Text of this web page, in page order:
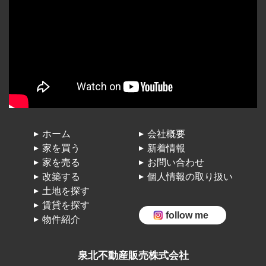
泉北不動産販売株式会社
ホーム
家を買う
家を売る
改築する
土地を探す
賃貸を探す
物件紹介
会社概要
新着情報
お問い合わせ
個人情報の取り扱い
follow me